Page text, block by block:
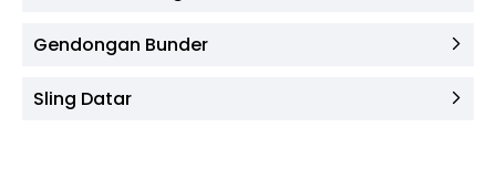
Gendongan Bunder
Sling Datar